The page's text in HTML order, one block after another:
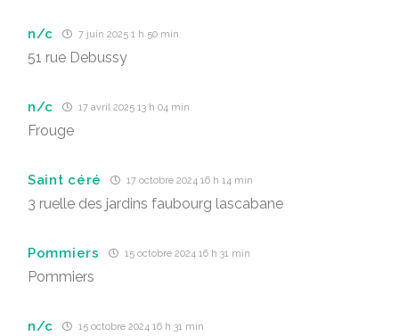
n/c 7 juin 2025 1 h 50 min
51 rue Debussy
n/c 17 avril 2025 13 h 04 min
Frouge
Saint céré 17 octobre 2024 16 h 14 min
3 ruelle des jardins faubourg lascabane
Pommiers 15 octobre 2024 16 h 31 min
Pommiers
n/c 15 octobre 2024 16 h 31 min